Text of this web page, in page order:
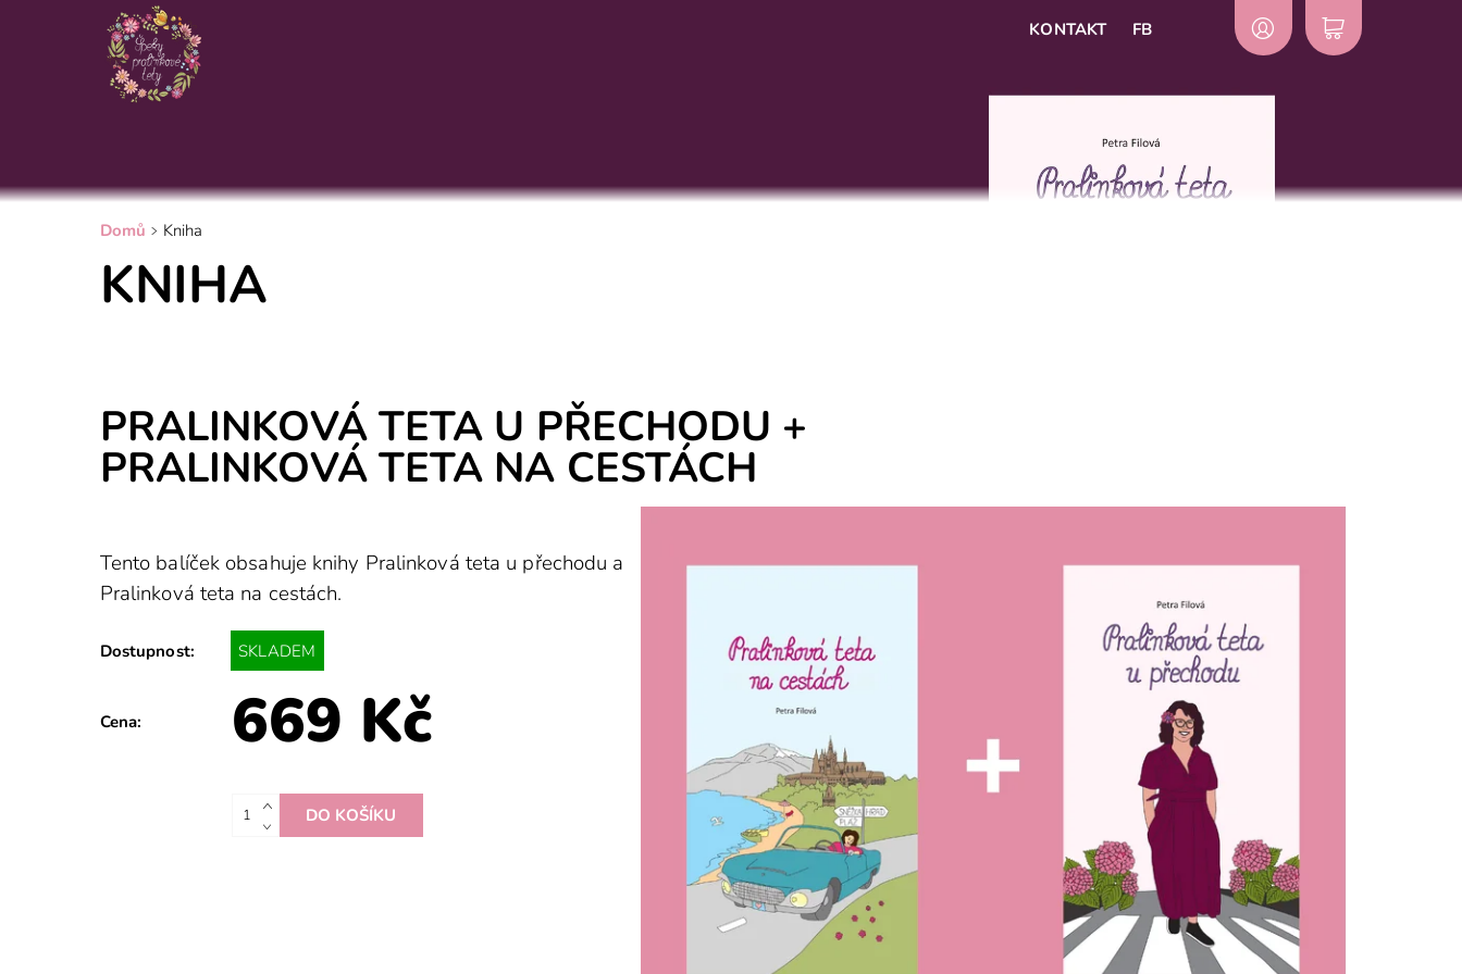
KONTAKT FB
Domů Kniha
KNIHA
PRALINKOVÁ TETA U PŘECHODU +
PRALINKOVÁ TETA NA CESTÁCH
Tento balíček obsahuje knihy Pralinková teta u přechodu a
Pralinková teta na cestách.
Dostupnost: SKLADEM
Cena: 669 Kč